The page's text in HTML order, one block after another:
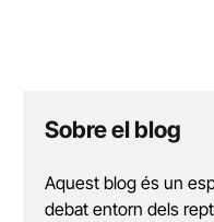
Sobre el blog
Aquest blog és un
debat entorn dels